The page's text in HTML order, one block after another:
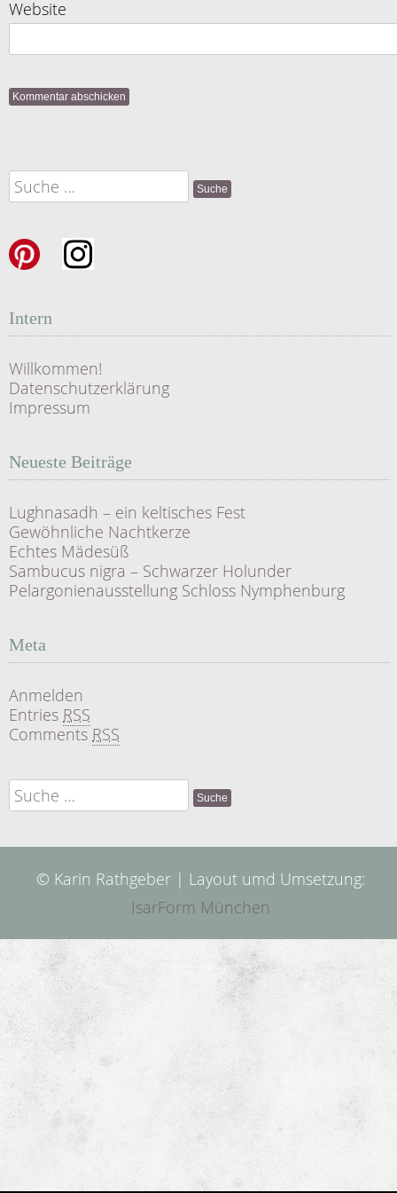
Website
Suche
nach:
Intern
Willkommen!
Datenschutzerklärung
Impressum
Neueste Beiträge
Lughnasadh – ein keltisches Fest
Gewöhnliche Nachtkerze
Echtes Mädesüß
Sambucus nigra – Schwarzer Holunder
Pelargonienausstellung Schloss Nymphenburg
Meta
Anmelden
Entries RSS
Comments RSS
Suche
nach:
© Karin Rathgeber | Layout umd Umsetzung:
IsarForm München